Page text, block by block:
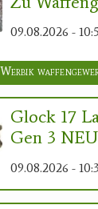
09.08.2026 -
Glock 17
Gen 3
09.08.2026 -